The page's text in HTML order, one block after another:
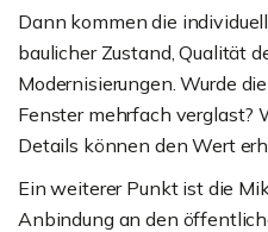
Dann kommen die
baulicher Zustand, Qualität
Modernisierungen. Wurde
Fenster mehrfach verglast?
Details können den Wert
Ein weiterer Punkt ist die
Anbindung an den